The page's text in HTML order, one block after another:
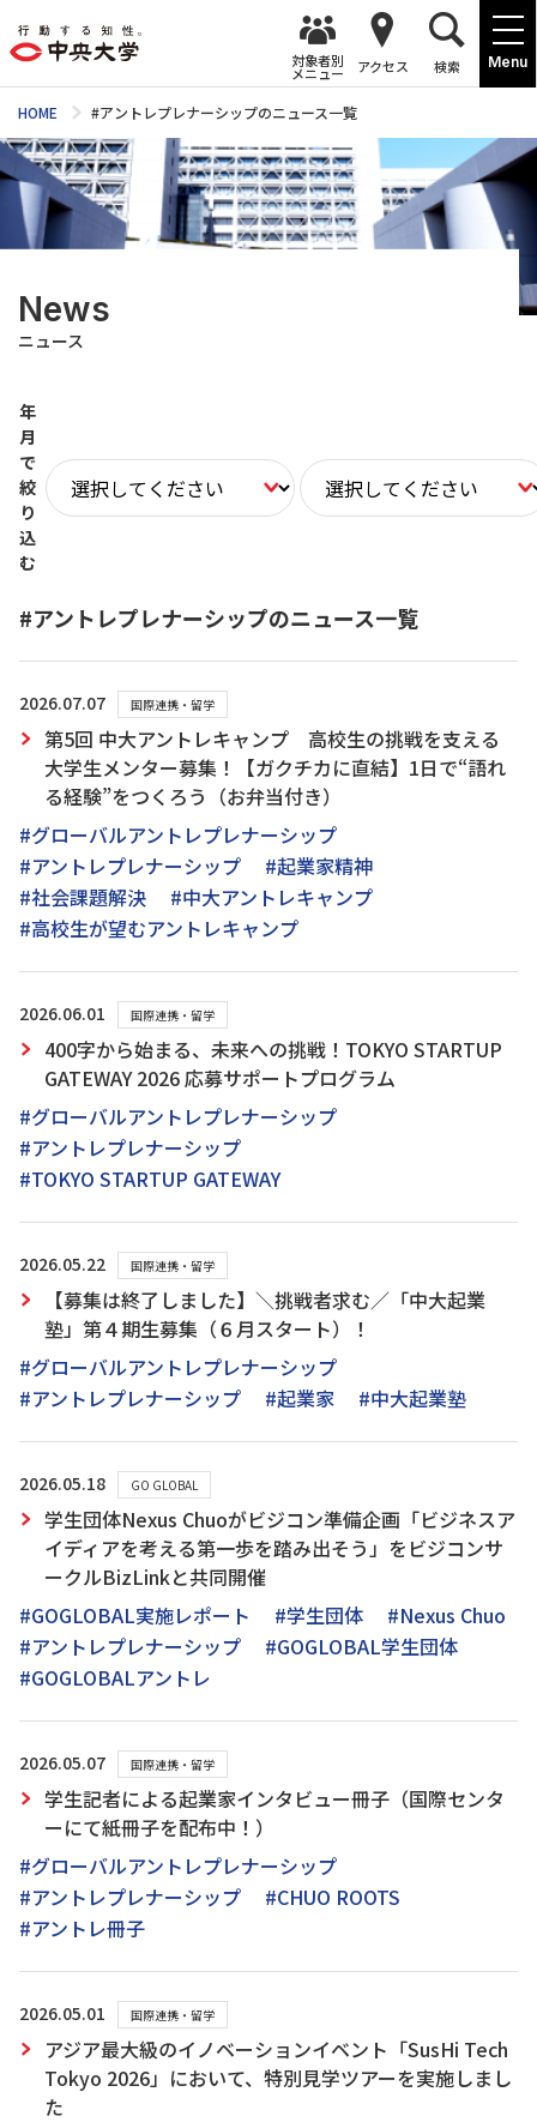
Menu
対象者別
メニュー アクセス 検索
HOME #アントレプレナーシップのニュース一覧
News
ニュース
年
月
で
絞
り
込
む
#アントレプレナーシップのニュース一覧
2026.07.07 国際連携・留学
第5回 中大アントレキャンプ 高校生の挑戦を支える
大学生メンター募集！【ガクチカに直結】1日で“語れ
る経験”をつくろう（お弁当付き）
#グローバルアントレプレナーシップ
#アントレプレナーシップ
#起業家精神
#社会課題解決
#中大アントレキャンプ
#高校生が望むアントレキャンプ
2026.06.01 国際連携・留学
400字から始まる、未来への挑戦！TOKYO STARTUP
GATEWAY 2026 応募サポートプログラム
#グローバルアントレプレナーシップ
#アントレプレナーシップ
#TOKYO STARTUP GATEWAY
2026.05.22 国際連携・留学
【募集は終了しました】＼挑戦者求む／「中大起業
塾」第４期生募集（６月スタート）！
#グローバルアントレプレナーシップ
#アントレプレナーシップ
#起業家 #中大起業塾
2026.05.18 GO GLOBAL
学生団体Nexus Chuoがビジコン準備企画「ビジネスア
イディアを考える第一歩を踏み出そう」をビジコンサ
ークルBizLinkと共同開催
#GOGLOBAL実施レポート
#学生団体
#Nexus Chuo
#アントレプレナーシップ
#GOGLOBAL学生団体
#GOGLOBALアントレ
2026.05.07 国際連携・留学
学生記者による起業家インタビュー冊子（国際センタ
ーにて紙冊子を配布中！）
#グローバルアントレプレナーシップ
#アントレプレナーシップ
#CHUO ROOTS
#アントレ冊子
2026.05.01 国際連携・留学
アジア最大級のイノベーションイベント「SusHi Tech
Tokyo 2026」において、特別見学ツアーを実施しまし
た